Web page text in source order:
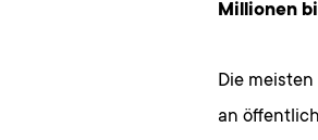
Millionen
Die
an